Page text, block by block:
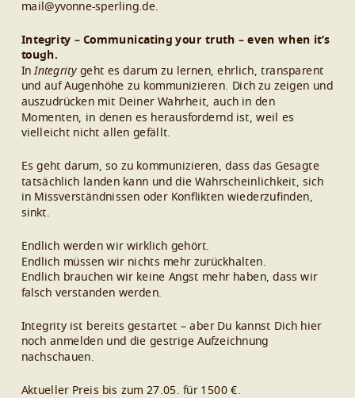
mail@yvonne-sperling.de.
Integrity – Communicating your truth – even when it’s
tough.
In Integritygeht es darum zu lernen, ehrlich, transparent
und auf Augenhöhe zu kommunizieren. Dich zu zeigen und
auszudrücken mit Deiner Wahrheit, auch in den
Momenten, in denen es herausfordernd ist, weil es
vielleicht nicht allen gefällt.
Es geht darum, so zu kommunizieren, dass das Gesagte
tatsächlich landen kann und die Wahrscheinlichkeit, sich
in Missverständnissen oder Konflikten wiederzufinden,
sinkt.
Endlich werden wir wirklich gehört.
Endlich müssen wir nichts mehr zurückhalten.
Endlich brauchen wir keine Angst mehr haben, dass wir
falsch verstanden werden.
Integrity ist bereits gestartet – aber Du kannst Dich hier
noch anmelden und die gestrige Aufzeichnung
nachschauen.
Aktueller Preis bis zum 27.05. für 1500 €.